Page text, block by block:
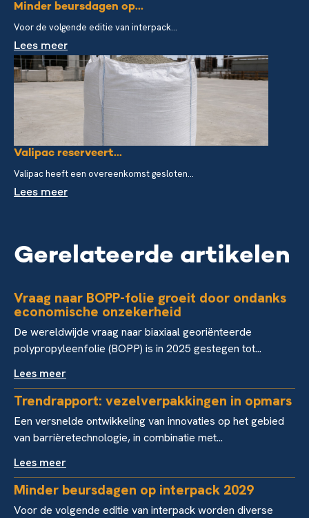
Minder beursdagen op...
Voor de volgende editie van interpack...
Lees meer
Valipac reserveert...
Valipac heeft een overeenkomst gesloten...
Lees meer
Gerelateerde artikelen
Vraag naar BOPP-folie groeit door ondanks
economische onzekerheid
De wereldwijde vraag naar biaxiaal georiënteerde
polypropyleenfolie (BOPP) is in 2025 gestegen tot...
Lees meer
Trendrapport: vezelverpakkingen in opmars
Een versnelde ontwikkeling van innovaties op het gebied
van barrièretechnologie, in combinatie met...
Lees meer
Minder beursdagen op interpack 2029
Voor de volgende editie van interpack worden diverse